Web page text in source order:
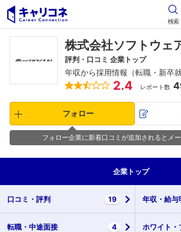
検索
株式会社ソフトウェ
評判・口コミ 企業トップ
年収から採用情報（転職・新卒
2.4 レポート数
フォロー
フォロー企業に新着口コミが追加されるとメ
企業 トップ
口コミ・ 評判 19 年収・ 給与
転職・ 中途面接 4 ホワイト・